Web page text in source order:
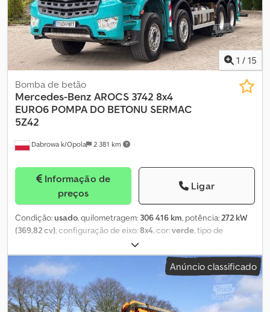
Suspensão: suspensão de molas Eixo 4: Tamanho dos pneus:
315/80 R22.5; Suspensão: suspensão de molas Peso vazio: 22.185 kg
Capacidade de carga: 11.815 kg GVW: 34.000 kg
1 / 15
Dabrowa k/Opola 2 381 km
Bomba de betão
Mercedes-Benz AROCS 3742 8x4
EURO6 POMPA DO BETONU SERMAC
5Z42
Informação de
preços
Ligar
Condição:usado, quilometragem: 306 416 km, potência: 272 kW
(369,82 cv) , configuração de eixo:8x4 , cor:verde , tipo de
, classe de emissão:
fabrico:2016, Equipamento:ABS, ar condicionado, bloqueio do
diferencial, espelho retrovisor elétrico, fecho centralizado,
regulação eléctrica dos vidros
, = Opções e acessórios adicionais
= Chsdpfezcuvkox Acmoa - Controlo da climatização - Rádio -
Vidro do tejadilho = Mais informações = Material aplicável: Betão
Anúncio classificado